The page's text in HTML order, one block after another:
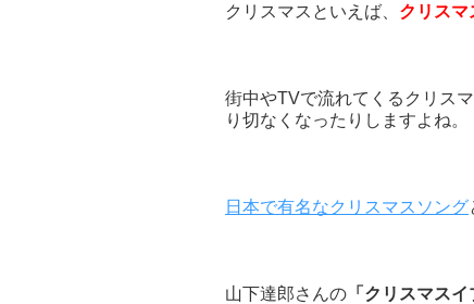
クリスマスといえば、 クリスマ
街中やTVで流れてくるクリス
り切なくなったりしますよね。
日本で有名なクリスマスソング
山下達郎さんの 「クリスマスイ